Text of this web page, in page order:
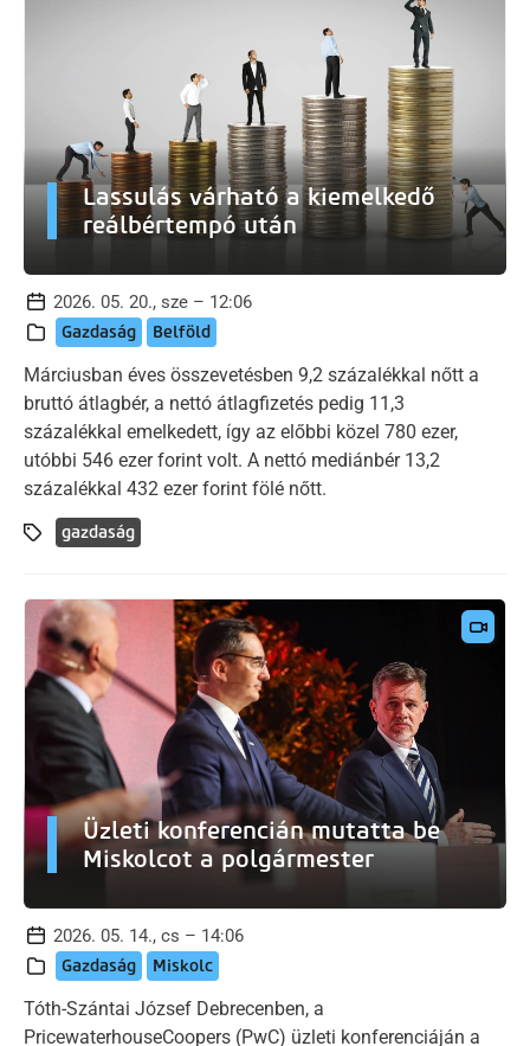
Lassulás várható a kiemelkedő
reálbértempó után
2026. 05. 20., sze – 12:06
Gazdaság Belföld
Márciusban éves összevetésben 9,2 százalékkal nőtt a
bruttó átlagbér, a nettó átlagfizetés pedig 11,3
százalékkal emelkedett, így az előbbi közel 780 ezer,
utóbbi 546 ezer forint volt. A nettó mediánbér 13,2
százalékkal 432 ezer forint fölé nőtt.
gazdaság
Üzleti konferencián mutatta be
Miskolcot a polgármester
2026. 05. 14., cs – 14:06
Gazdaság Miskolc
Tóth-Szántai József Debrecenben, a
PricewaterhouseCoopers (PwC) üzleti konferenciáján a